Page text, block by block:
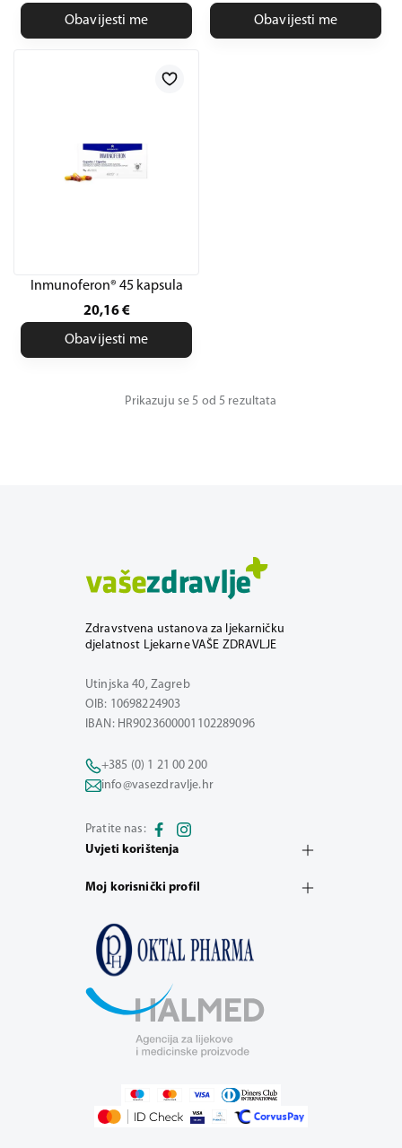
Obavijesti me
Obavijesti me
Inmunoferon® 45 kapsula
20,16 €
Obavijesti me
Prikazuju se 5 od 5 rezultata
Zdravstvena ustanova za ljekarničku
djelatnost Ljekarne VAŠE ZDRAVLJE
Utinjska 40, Zagreb
OIB: 10698224903
IBAN: HR9023600001102289096
+385 (0) 1 21 00 200
info@vasezdravlje.hr
Pratite nas:
Uvjeti korištenja
Moj korisnički profil